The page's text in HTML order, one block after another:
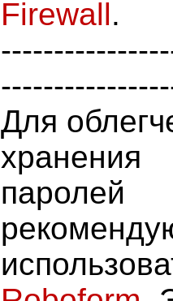
Firewall.
Для